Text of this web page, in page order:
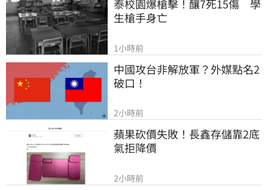
泰校園爆槍擊！釀7死15傷　學
生槍手身亡
1小時前
中國攻台非解放軍？外媒點名2
破口！
2小時前
蘋果砍價失敗！長鑫存儲靠2底
氣拒降價
2小時前